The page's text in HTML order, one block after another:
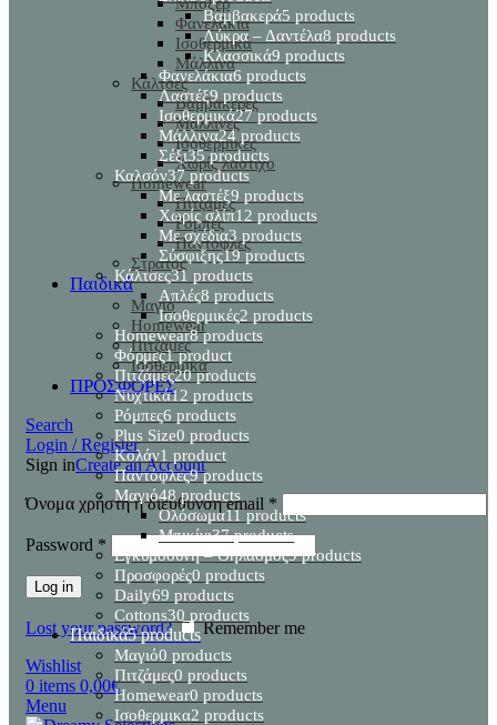
Φανελάκια
Ισοθερμικά
Μάλλινα
Κάλτσες
Βαμβακερές
Μάλλινες
Ισοθερμικές
Χωρίς λάστιχο
Homewear
Πιτζάμες
Ρόμπες
Παντόφλες
Στρατός
Παιδικά
Μαγιό
Homewear
Πιτζάμες
Ισοθερμικα
ΠΡΟΣΦΟΡΕΣ
Search
Login / Register
Sign inCreate an Account
Όνομα χρήστη ή διεύθυνση email *
Password *
Log in
Lost your password?
Remember me
Wishlist
0 items 0,00€
Menu
Βαμβακερά5 products
Λύκρα – Δαντέλα8 products
Κλασσικά9 products
Φανελάκια6 products
Λαστέξ9 products
Ισοθερμικά27 products
Μάλλινα24 products
Σέξι35 products
Καλσόν37 products
Με λαστέξ9 products
Χωρίς σλίπ12 products
Με σχέδια3 products
Σύσφιξης19 products
Κάλτσες31 products
Απλές8 products
Ισοθερμικές2 products
Homewear8 products
Φόρμες1 product
Πιτζάμες20 products
Νυχτικά12 products
Ρόμπες6 products
Plus Size0 products
Κολάν1 product
Παντόφλες9 products
Μαγιό48 products
Ολόσωμα11 products
Μπικίνι37 products
Εγκυμοσύνη – Θηλασμός9 products
Προσφορές0 products
Daily69 products
Cottons30 products
Παιδικά5 products
Μαγιό0 products
Πιτζάμες0 products
Homewear0 products
Ισοθερμικα2 products